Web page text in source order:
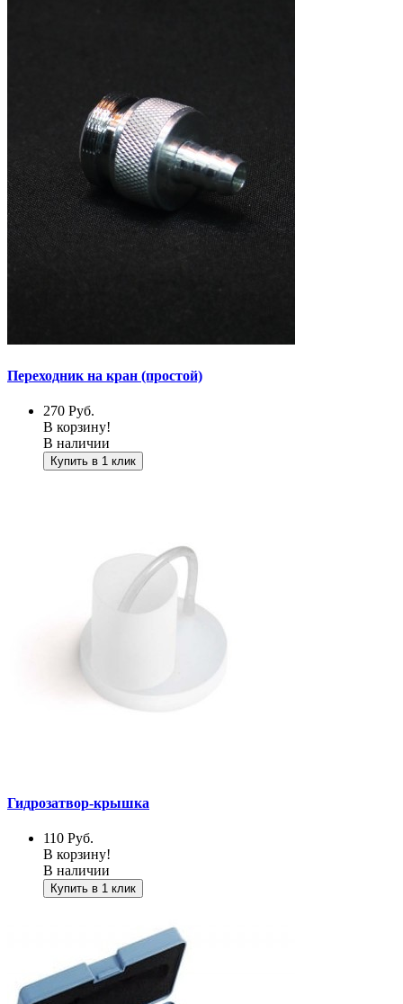
Переходник на кран (простой)
270 Руб.
В корзину!
В наличии
Купить в 1 клик
Гидрозатвор-крышка
110 Руб.
В корзину!
В наличии
Купить в 1 клик